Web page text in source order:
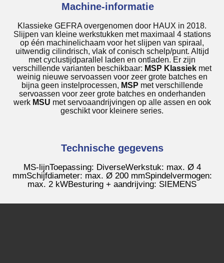
Machine-informatie
Klassieke GEFRA overgenomen door HAUX in 2018.
Slijpen van kleine werkstukken met maximaal 4 stations
op één machinelichaam voor het slijpen van spiraal,
uitwendig cilindrisch, vlak of conisch schelp/punt. Altijd
met cyclustijdparallel laden en ontladen. Er zijn
verschillende varianten beschikbaar: MSP Klassiek met
weinig nieuwe servoassen voor zeer grote batches en
bijna geen instelprocessen, MSP met verschillende
servoassen voor zeer grote batches en onderhanden
werk MSU met servoaandrijvingen op alle assen en ook
geschikt voor kleinere series.
Technische gegevens
MS-lijnToepassing: DiverseWerkstuk: max. Ø 4
mmSchijfdiameter: max. Ø 200 mmSpindelvermogen:
max. 2 kWBesturing + aandrijving: SIEMENS